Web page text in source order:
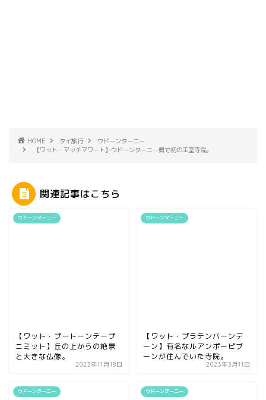
HOME タイ旅行
ウドーンターニー
【ワット・マッチマワート】ウドーンターニー県で初の王室寺院。
関連記事はこちら
ウドーンターニー
【ワット・プートーンテープ
ニミット】丘の上からの絶景
と大きな仏像。
2023年11月18日
ウドーンターニー
【ワット・プラテンバーンデ
ーン】有名なルアンポーピブ
ーンが住んでいた寺院。
2023年3月11日
ウドーンターニー ウドーンターニー